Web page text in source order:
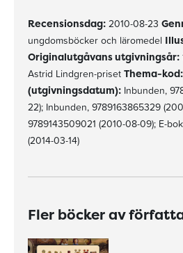
Recensionsdag: 2010-08-23
ungdomsböcker och läromedel
Originalutgåvans utgivningsår:
Astrid Lindgren-priset Thema-kod:
(utgivningsdatum): Inbunden,
22); Inbunden, 9789163865329
9789143509021 (2010-08-09); E-
(2014-03-14)
Fler böcker av